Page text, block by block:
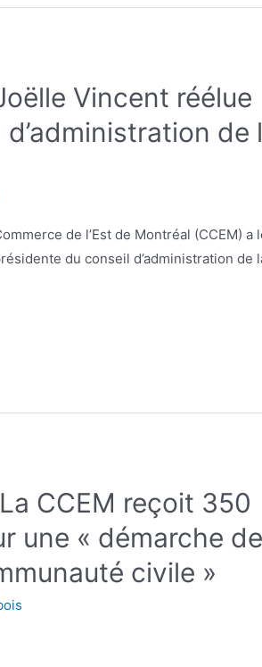
Vincent réélue
de
de l’Est de Montréal (CCEM) a
du conseil d’administration de
CCEM reçoit 350
une « démarche de
civile »